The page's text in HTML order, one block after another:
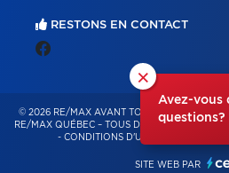
×
Avez-vous
questions?
RESTONS EN CONTACT
© 2026 RE/MAX AVANT TOUT – FRANCHISÉ
RE/MAX QUÉBEC – TOUS DROITS RÉSERVÉS -
- CONDITIONS D'UTILISATION
SITE WEB PAR